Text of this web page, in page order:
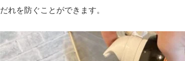
だれを防ぐことができます。